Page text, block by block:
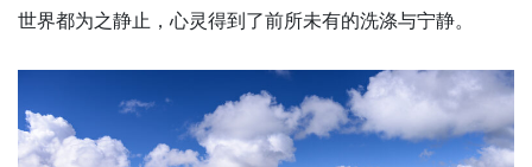
世界都为之静止，心灵得到了前所未有的洗涤与宁静。